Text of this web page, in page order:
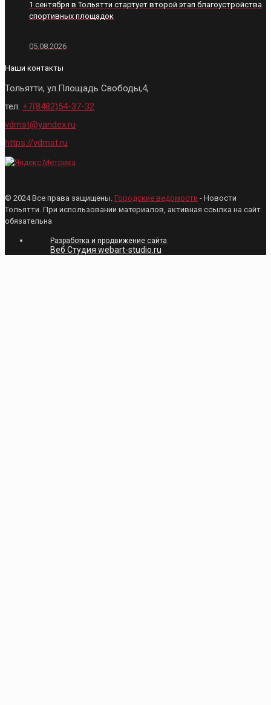
1 сентября в Тольятти стартует второй этап благоустройства
спортивных площадок
05.08.2026
Наши контакты
Тольятти, ул.Площадь Свободы,4,
тел: +7(8482)54-37-32
vdmst@yandex.ru
https://vdmst.ru
© 2024 Все права защищены. Городские ведомости - Новости
Тольятти. При использовании материалов, активная ссылка на сайт
обязательна
Разработка и продвижение сайта
Веб Студия webart-studio.ru